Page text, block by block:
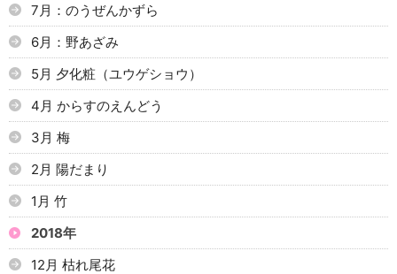
7月：のうぜんかずら
6月：野あざみ
5月 夕化粧（ユウゲショウ）
4月 からすのえんどう
3月 梅
2月 陽だまり
1月 竹
2018年
12月 枯れ尾花